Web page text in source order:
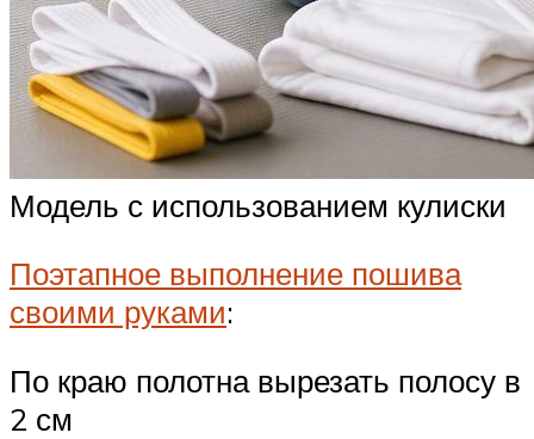
Модель с использованием кулиски
Поэтапное выполнение пошива
своими руками:
По краю полотна вырезать полосу в
2 см